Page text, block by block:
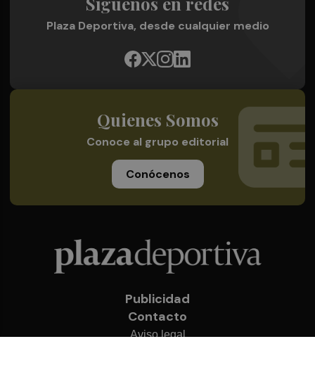
Plaza Deportiva, desde cualquier medio
Quienes Somos
Conoce al grupo editorial
Conócenos
Publicidad
Contacto
Aviso legal